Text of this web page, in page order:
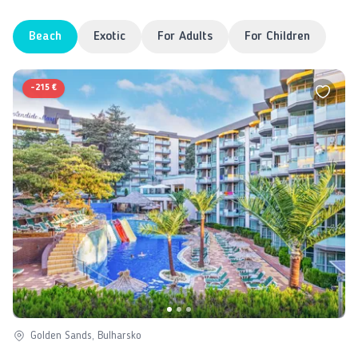
Beach Exotic For Adults For Children
-215 €
Golden Sands, Bulharsko